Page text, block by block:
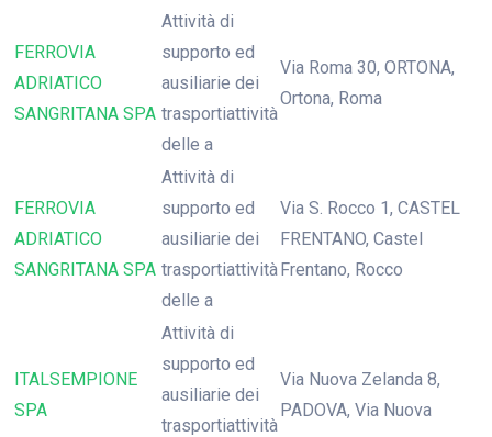
FERROVIA
ADRIATICO
SANGRITANA SPA
Attività di
supporto ed
ausiliarie dei
trasportiattività
delle a
Via Roma 30, ORTONA,
Ortona, Roma
FERROVIA
ADRIATICO
SANGRITANA SPA
Attività di
supporto ed
ausiliarie dei
trasportiattività
delle a
Via S. Rocco 1, CASTEL
FRENTANO, Castel
Frentano, Rocco
ITALSEMPIONE
SPA
Attività di
supporto ed
ausiliarie dei
trasportiattività
Via Nuova Zelanda 8,
PADOVA, Via Nuova